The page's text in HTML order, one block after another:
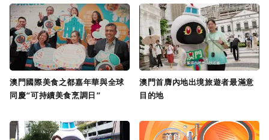
澳門國際美食之都嘉年華與全球
同慶“可持續美食烹調日”
澳門首膺內地出境旅遊者最滿意
目的地